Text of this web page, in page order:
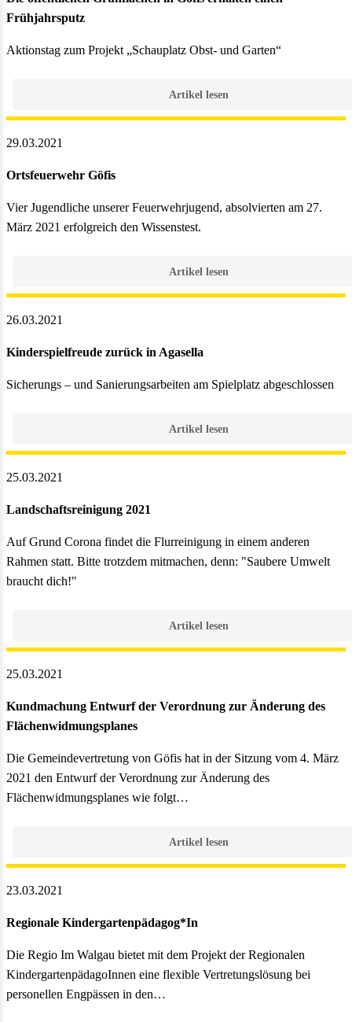
Frühjahrsputz
Aktionstag zum Projekt „Schauplatz Obst- und Garten“
Artikel lesen
29.03.2021
Ortsfeuerwehr Göfis
Vier Jugendliche unserer Feuerwehrjugend, absolvierten am 27.
März 2021 erfolgreich den Wissenstest.
Artikel lesen
26.03.2021
Kinderspielfreude zurück in Agasella
Sicherungs – und Sanierungsarbeiten am Spielplatz abgeschlossen
Artikel lesen
25.03.2021
Landschaftsreinigung 2021
Auf Grund Corona findet die Flurreinigung in einem anderen
Rahmen statt. Bitte trotzdem mitmachen, denn: "Saubere Umwelt
braucht dich!"
Artikel lesen
25.03.2021
Kundmachung Entwurf der Verordnung zur Änderung des
Flächenwidmungsplanes
Die Gemeindevertretung von Göfis hat in der Sitzung vom 4. März
2021 den Entwurf der Verordnung zur Änderung des
Flächenwidmungsplanes wie folgt…
Artikel lesen
23.03.2021
Regionale Kindergartenpädagog*In
Die Regio Im Walgau bietet mit dem Projekt der Regionalen
KindergartenpädagoInnen eine flexible Vertretungslösung bei
personellen Engpässen in den…